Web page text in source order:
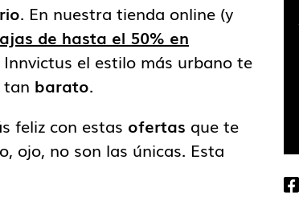
. En nuestra tienda online (y
de hasta el 50% en
Innvictus el estilo más urbano te
barato.
feliz con estas ofertas que te
ojo, no son las únicas. Esta